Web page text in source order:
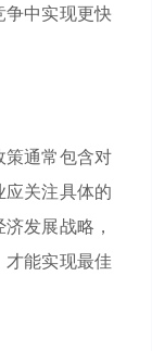
中实现更快
策通常包含对
关注具体的
发展战略，
能实现最佳